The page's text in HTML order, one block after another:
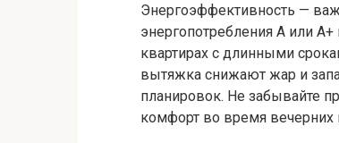
Энергоэффективность —
энергопотребления A или
квартирах с длинными
вытяжка снижают жар и
планировок. Не забывайте
комфорт во время вечерних